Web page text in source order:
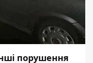
порушення